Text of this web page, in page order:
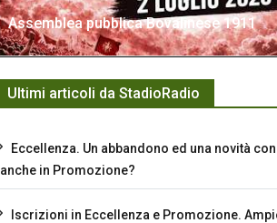
Assemblea pubblica Bovalinese 1911
Ultimi articoli da StadioRadio
Eccellenza. Un abbandono ed una novità
anche in Promozione?
Iscrizioni in Eccellenza e Promozione.